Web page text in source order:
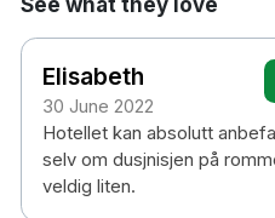
Elisabeth
30 June 2022
Hotellet kan absolutt
selv om dusjnisjen på
veldig liten.